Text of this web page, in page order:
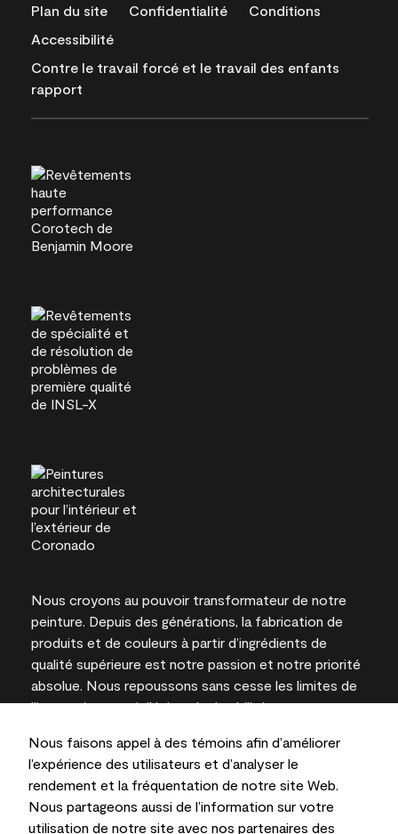
Nous faisons appel à des témoins afin d’améliorer
l’expérience des utilisateurs et d’analyser le
rendement et la fréquentation de notre site Web.
Nous partageons aussi de l’information sur votre
utilisation de notre site avec nos partenaires des
Plan du site Confidentialité
Conditions
Accessibilité
Contre le travail forcé et le travail des enfants
rapport
Nous croyons au pouvoir transformateur de notre
peinture. Depuis des générations, la fabrication de
produits et de couleurs à partir d’ingrédients de
qualité supérieure est notre passion et notre priorité
absolue. Nous repoussons sans cesse les limites de
l’innovation et privilégions la durabilité pour
l’expertise locale.
Les couleurs représentées à l’écran et sur les